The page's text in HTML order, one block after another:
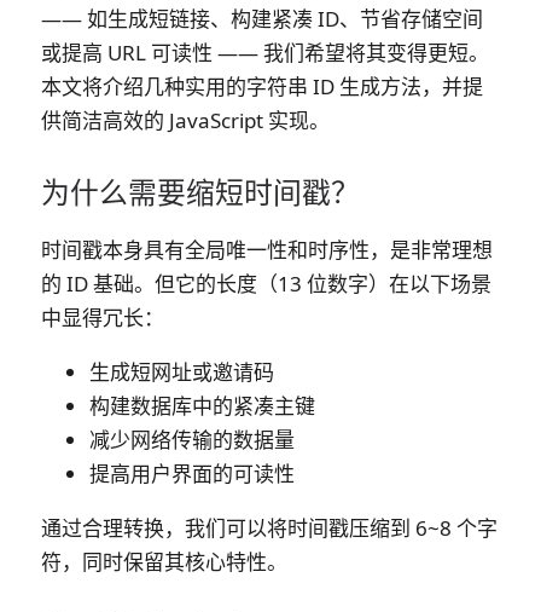
—— 如生成短链接、构建紧凑 ID、节省存储空间
或提高 URL 可读性 —— 我们希望将其变得更短。
本文将介绍几种实用的字符串 ID 生成方法，并提
供简洁高效的 JavaScript 实现。
为什么需要缩短时间戳？
时间戳本身具有全局唯一性和时序性，是非常理想
的 ID 基础。但它的长度（13 位数字）在以下场景
中显得冗长：
生成短网址或邀请码
构建数据库中的紧凑主键
减少网络传输的数据量
提高用户界面的可读性
通过合理转换，我们可以将时间戳压缩到 6~8 个字
符，同时保留其核心特性。